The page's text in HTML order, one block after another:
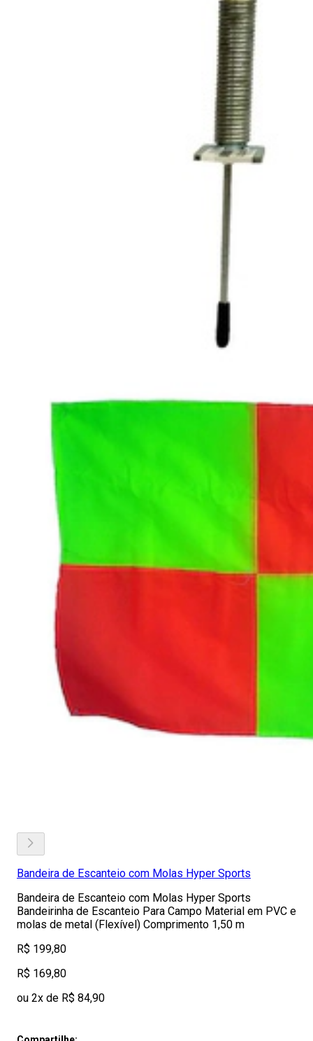
Bandeira de Escanteio com Molas Hyper Sports
Bandeira de Escanteio com Molas Hyper Sports
Bandeirinha de Escanteio Para Campo Material em PVC e
molas de metal (Flexível) Comprimento 1,50 m
R$ 199,80
R$ 169,80
ou 2x de R$ 84,90